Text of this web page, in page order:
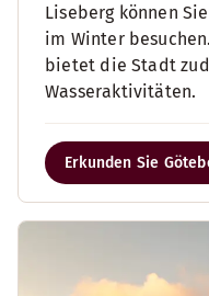
Liseberg können
im Winter
bietet die Stadt
Wasseraktivitäten.
Erkunden Sie